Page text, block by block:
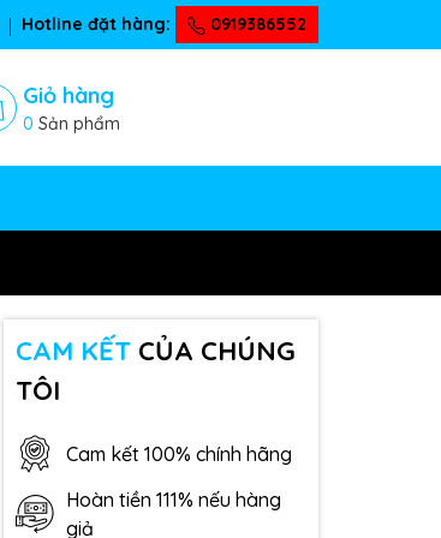
Hotline đặt hàng: 0919386552
Giỏ hàng
0 Sản phẩm
CAM KẾTCỦA CHÚNG
TÔI
Cam kết 100% chính hãng
Hoàn tiền 111% nếu hàng
giả